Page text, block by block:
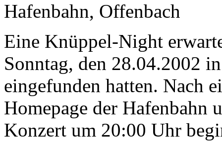
Hafenbahn, Offenbach
Eine Knüppel-Night
Sonntag, den 28.04.2002
eingefunden hatten. Nach
Homepage der Hafenbahn
Konzert um 20:00 Uhr